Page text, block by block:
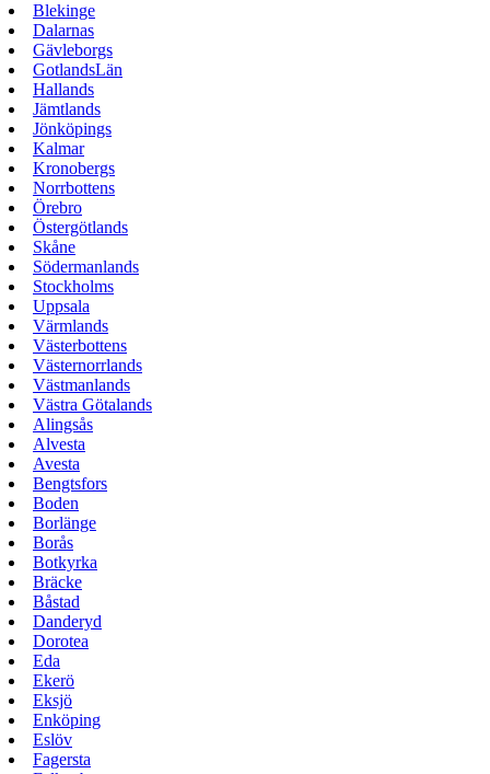
Blekinge
Dalarnas
Gävleborgs
GotlandsLän
Hallands
Jämtlands
Jönköpings
Kalmar
Kronobergs
Norrbottens
Örebro
Östergötlands
Skåne
Södermanlands
Stockholms
Uppsala
Värmlands
Västerbottens
Västernorrlands
Västmanlands
Västra Götalands
Alingsås
Alvesta
Avesta
Bengtsfors
Boden
Borlänge
Borås
Botkyrka
Bräcke
Båstad
Danderyd
Dorotea
Eda
Ekerö
Eksjö
Enköping
Eslöv
Fagersta